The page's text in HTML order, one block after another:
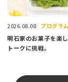
2026.08.08 プログラム
明石家のお菓子を楽
トークに挑戦。